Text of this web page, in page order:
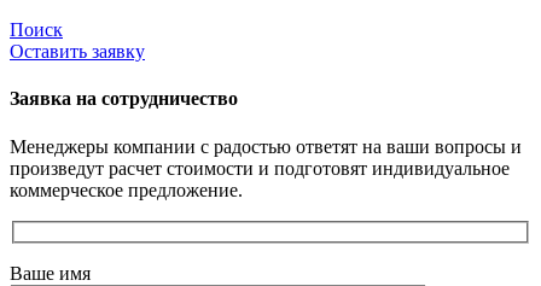
Поиск
Оставить заявку
Заявка на сотрудничество
Менеджеры компании с радостью ответят на ваши вопросы и
произведут расчет стоимости и подготовят индивидуальное
коммерческое предложение.
Ваше имя